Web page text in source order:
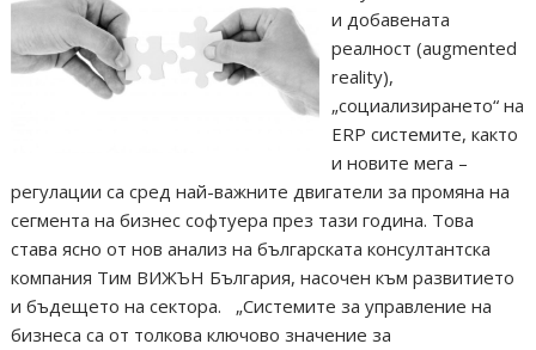
и добавената
реалност (augmented
reality),
„социализирането“ на
ERP системите, както
и новите мега –
регулации са сред най-важните двигатели за промяна на
сегмента на бизнес софтуера през тази година. Това
става ясно от нов анализ на българската консултантска
компания Тим ВИЖЪН България, насочен към развитието
и бъдещето на сектора. „Системите за управление на
бизнеса са от толкова ключово значение за